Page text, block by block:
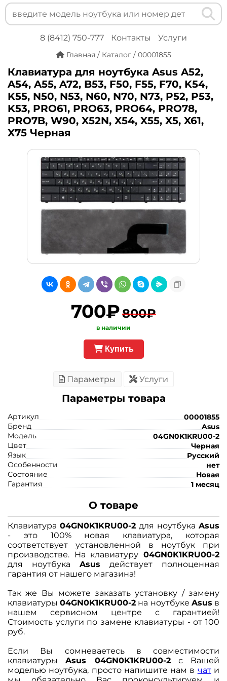
8 (8412) 750-777 Контакты Услуги
Главная / Каталог / 00001855
Клавиатура для ноутбука Asus A52,
A54, A55, A72, B53, F50, F55, F70, K54,
K55, N50, N53, N60, N70, N73, P52, P53,
K53, PRO61, PRO63, PRO64, PRO78,
PRO7B, W90, X52N, X54, X55, X5, X61,
X75 Черная
700₽800₽
в наличии
Купить
Параметры Услуги
Параметры товара
Артикул
00001855
Бренд
Asus
Модель
04GN0K1KRU00-2
Цвет
Черная
Язык
Русский
Особенности
нет
Состояние
Новая
Гарантия
1 месяц
О товаре
Клавиатура 04GN0K1KRU00-2 для ноутбука Asus
- это 100% новая клавиатура, которая
соответствует установленной в ноутбук при
производстве. На клавиатуру 04GN0K1KRU00-2
для ноутбука Asus действует полноценная
гарантия от нашего магазина!
Так же Вы можете заказать установку / замену
клавиатуры04GN0K1KRU00-2 на ноутбуке Asus в
нашем сервисном центре с гарантией!
Стоимость услуги по замене клавиатуры - от 100
руб.
Если Вы сомневаетесь в совместимости
клавиатурыAsus 04GN0K1KRU00-2с Вашей
моделью ноутбука, просто напишите нам в чати